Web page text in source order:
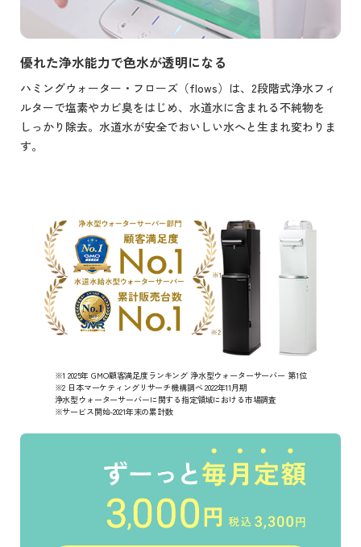
優れた浄水能力で色水が透明になる
ハミングウォーター・フローズ（flows）は、2段階式浄水フィ
ルターで塩素やカビ臭をはじめ、水道水に含まれる不純物を
しっかり除去。水道水が安全でおいしい水へと生まれ変わりま
す。
※1 2025年 GMO顧客満足度ランキング 浄水型ウォーターサーバー 第1位
※2 日本マーケティングリサーチ機構調べ 2022年11月期
浄水型ウォーターサーバーに関する指定領域における市場調査
※サービス開始-2021年末の累計数